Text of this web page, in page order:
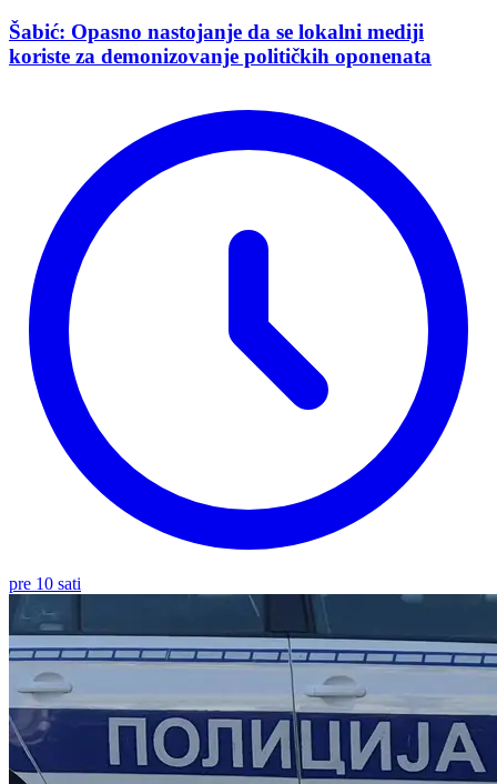
Šabić: Opasno nastojanje da se lokalni mediji
koriste za demonizovanje političkih oponenata
pre 10 sati